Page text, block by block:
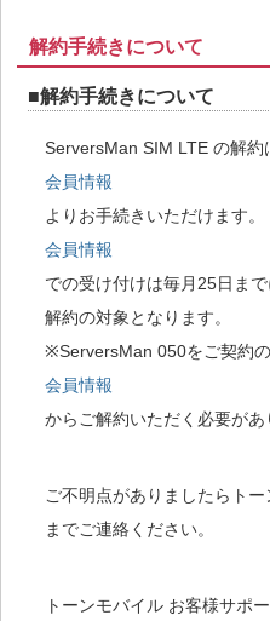
解約手続きについて
■解約手続きについて
ServersMan SIM LTE の解約
会員情報
よりお手続きいただけます。
会員情報
での受け付けは毎月25日ま
解約の対象となります。
※ServersMan 050をご契約
会員情報
からご解約いただく必要があ
ご不明点がありましたらト
までご連絡ください。
トーンモバイル お客様サポ